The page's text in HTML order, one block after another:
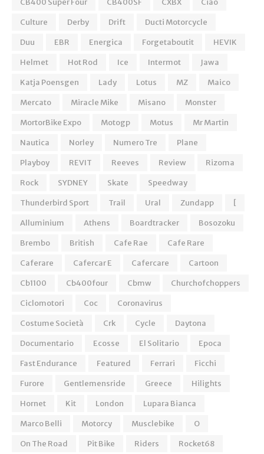
CB400 Super Four CB400SF CXBX
Ciao
Culture
Derby Drift
Ducti Motorcycle
Duu
EBR Energica Forgetaboutit
HEVIK
Helmet
Hot Rod Ice Intermot
Jawa
Katja Poensgen
Lady Lotus MZ
Maico
Mercato
Miracle Mike Misano
Monster
MortorBike Expo
Motogp Motus
Mr Martin
Nautica
Norley Numero Tre
Plane
Playboy
REVIT Reeves Review
Rizoma
Rock
SYDNEY Skate
Speedway
Thunderbird Sport
Trail Ural Zundapp
[
Alluminium
Athens Boardtracker
Bosozoku
Brembo
British Cafe Rae
Cafe Rare
Caferare
Cafercar E Cafercare
Cartoon
Cb1100
Cb400four Cbmw
Churchofchoppers
Ciclomotori
Coc
Coronavirus
Costume Società
Crk Cycle
Daytona
Documentario
Ecosse El Solitario
Epoca
Fast Endurance
Featured Ferrari
Ficchi
Furore
Gentlemensride Greece
Hilights
Hornet
Kit London
Lupara Bianca
Marco Belli
Motorcy Musclebike
O
On The Road
Pit Bike Riders
Rocket68